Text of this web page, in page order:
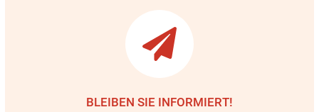
BLEIBEN SIE INFORMIERT!